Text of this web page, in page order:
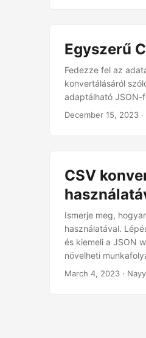
Egyszerű
Fedezze fel az
konvertálásáról
adaptálható JSON-
December 15, 2023
CSV
Ismerje meg,
használatával.
és kiemeli a JSON
növelheti
konvertálására
March 4, 2023 ·